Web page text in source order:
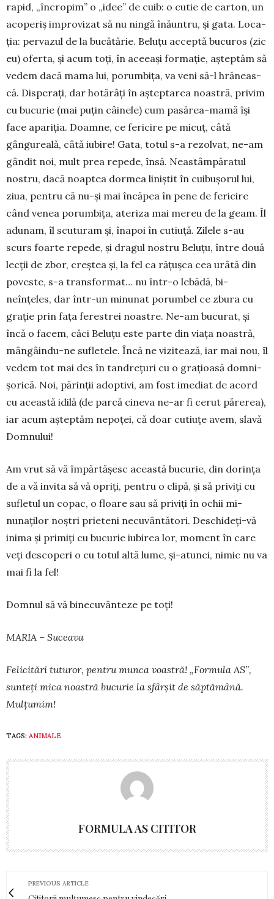
rapid, „în­cropim” o „idee” de cuib: o cutie de carton, un
aco­pe­­riș im­pro­vizat să nu ningă înă­untru, și gata. Lo­ca­
ția: perva­zul de la bu­cătărie. Be­­luțu ac­cep­tă bucu­ros (zic
eu) ofer­ta, și acum toți, în aceeași forma­ție, aș­teptăm să
vedem da­că mama lui, porum­bița, va veni să-l hră­neas­
că. Disperați, dar hotărâți în aș­teptarea noastră, pri­vim
cu bucurie (mai puțin câinele) cum pasărea-mamă își
face apa­riția. Doamne, ce fericire pe micuț, câtă
gângureală, câtă iubire! Gata, totul s-a rezolvat, ne-am
gândit noi, mult prea repede, însă. Neas­tâm­păratul
nostru, dacă noaptea dormea liniștit în cuibușorul lui,
ziua, pentru că nu-și mai încăpea în pene de fericire
când venea po­rumbița, ateriza mai mereu de la geam. Îl
adunam, îl scu­turam și, înapoi în cutiuță. Zilele s-au
scurs foarte repede, și dragul nostru Be­luțu, între două
lecții de zbor, creș­tea și, la fel ca ră­țușca cea urâtă din
poveste, s-a trans­format… nu într-o lebădă, bi­
neînțeles, dar într-un minunat po­rumbel ce zbura cu
grație prin fața ferestrei noastre. Ne-am bucurat, și
încă o facem, căci Beluțu este parte din viața noastră,
mângâin­du-ne sufletele. Încă ne vizitează, iar mai nou, îl
vedem tot mai des în tandrețuri cu o grațioasă domni­
șorică. Noi, pă­rinții adoptivi, am fost imediat de acord
cu această idilă (de parcă cineva ne-ar fi cerut părerea),
iar acum așteptăm nepo­ței, că doar cutiuțe avem, slavă
Dom­nului!
Am vrut să vă împărtășesc această bucurie, din dorința
de a vă invita să vă opriți, pentru o clipă, și să priviți cu
sufletul un copac, o floare sau să priviți în ochii mi­
nunaților noștri prieteni necu­vân­tători. Deschideți-vă
inima și pri­miți cu bucurie iubirea lor, mo­ment în care
veți descoperi o cu to­tul altă lume, și-atunci, nimic nu va
mai fi la fel!
Domnul să vă binecuvânteze pe toți!
MARIA – Suceava
Felicitări tuturor, pentru munca voastră! „Formula AS”,
sunteți mi­ca noastră bucurie la sfârșit de săptămână.
Mulțumim!
TAGS: ANIMALE
FORMULA AS CITITOR
PREVIOUS ARTICLE